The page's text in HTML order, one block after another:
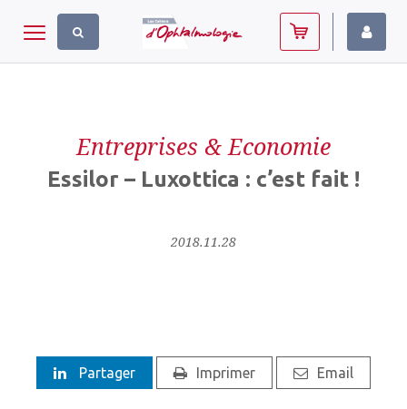
Toggle navigation
Entreprises & Economie
Essilor – Luxottica : c’est fait !
2018.11.28
Partager Imprimer Email
Panneau de gestion des cookies